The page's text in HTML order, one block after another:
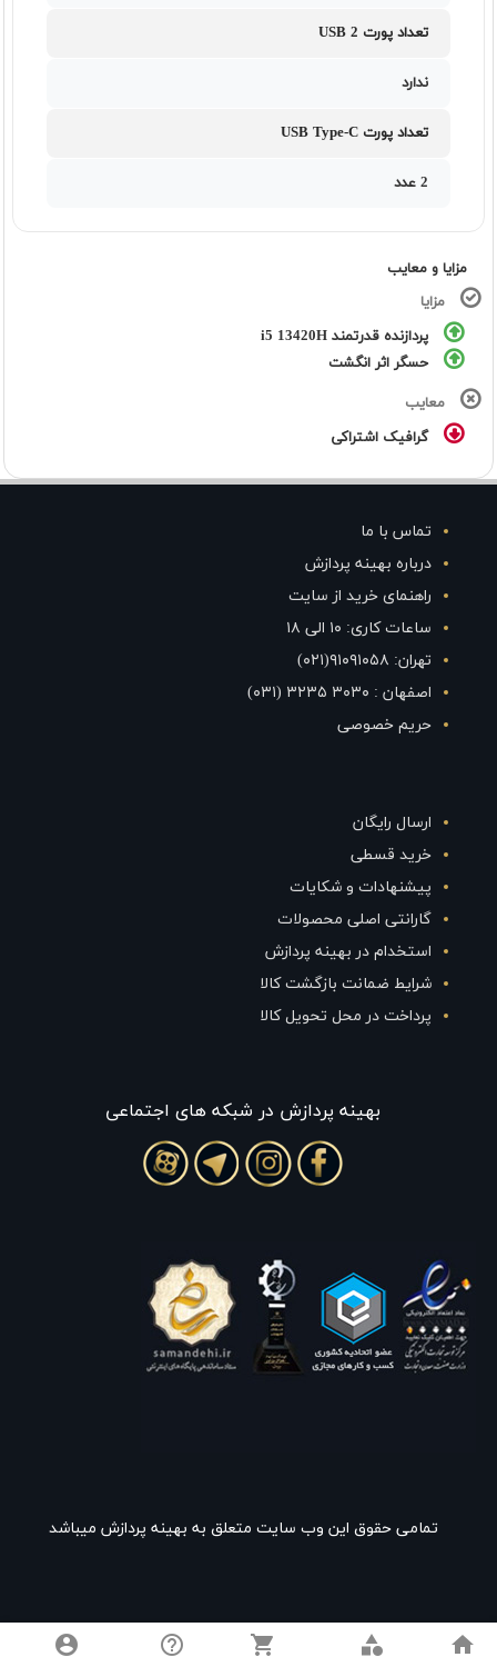
تعداد پورت USB 2
ندارد
تعداد پورت USB Type-C
2 عدد
مزایا و معایب
مزایا
پردازنده قدرتمند i5 13420H
حسگر اثر انگشت
معایب
گرافیک اشتراکی
تماس با ما
درباره بهینه پردازش
راهنمای خرید از سایت
ساعات کاری: ۱۰ الی ۱۸
تهران: ۹۱۰۹۱۰۵۸(۰۲۱)
اصفهان : ۳۰۳۰ ۳۲۳۵ (۰۳۱)
حریم خصوصی
ارسال رایگان
خرید قسطی
پیشنهادات و شکایات
گارانتی اصلی محصولات
استخدام در بهینه پردازش
شرایط ضمانت بازگشت کالا
پرداخت در محل تحویل کالا
بهينه پردازش در شبکه های اجتماعی
تمامی حقوق این وب سایت متعلق به بهینه پردازش میباشد
home
category
shopping_cart
help_outline
account_circle